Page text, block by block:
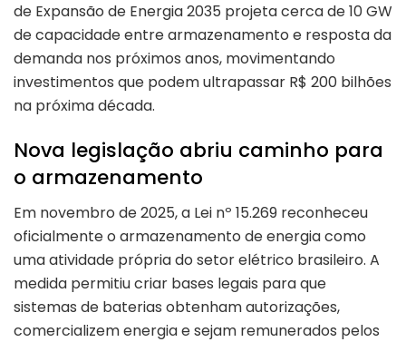
de Expansão de Energia 2035 projeta cerca de 10 GW
de capacidade entre armazenamento e resposta da
demanda nos próximos anos, movimentando
investimentos que podem ultrapassar R$ 200 bilhões
na próxima década.
Nova legislação abriu caminho para
o armazenamento
Em novembro de 2025, a Lei nº 15.269 reconheceu
oficialmente o armazenamento de energia como
uma atividade própria do setor elétrico brasileiro. A
medida permitiu criar bases legais para que
sistemas de baterias obtenham autorizações,
comercializem energia e sejam remunerados pelos